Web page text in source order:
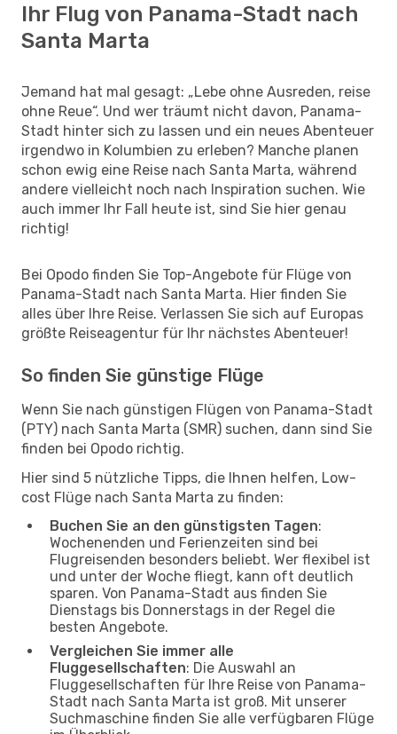
Ihr Flug von Panama-Stadt nach
Santa Marta
Jemand hat mal gesagt: „Lebe ohne Ausreden, reise
ohne Reue“. Und wer träumt nicht davon, Panama-
Stadt hinter sich zu lassen und ein neues Abenteuer
irgendwo in Kolumbien zu erleben? Manche planen
schon ewig eine Reise nach Santa Marta, während
andere vielleicht noch nach Inspiration suchen. Wie
auch immer Ihr Fall heute ist, sind Sie hier genau
richtig!
Bei Opodo finden Sie Top-Angebote für Flüge von
Panama-Stadt nach Santa Marta. Hier finden Sie
alles über Ihre Reise. Verlassen Sie sich auf Europas
größte Reiseagentur für Ihr nächstes Abenteuer!
So finden Sie günstige Flüge
Wenn Sie nach günstigen Flügen von Panama-Stadt
(PTY) nach Santa Marta (SMR) suchen, dann sind Sie
finden bei Opodo richtig.
Hier sind 5 nützliche Tipps, die Ihnen helfen, Low-
cost Flüge nach Santa Marta zu finden:
Buchen Sie an den günstigsten Tagen:
Wochenenden und Ferienzeiten sind bei
Flugreisenden besonders beliebt. Wer flexibel ist
und unter der Woche fliegt, kann oft deutlich
sparen. Von Panama-Stadt aus finden Sie
Dienstags bis Donnerstags in der Regel die
besten Angebote.
Vergleichen Sie immer alle
Fluggesellschaften: Die Auswahl an
Fluggesellschaften für Ihre Reise von Panama-
Stadt nach Santa Marta ist groß. Mit unserer
Suchmaschine finden Sie alle verfügbaren Flüge